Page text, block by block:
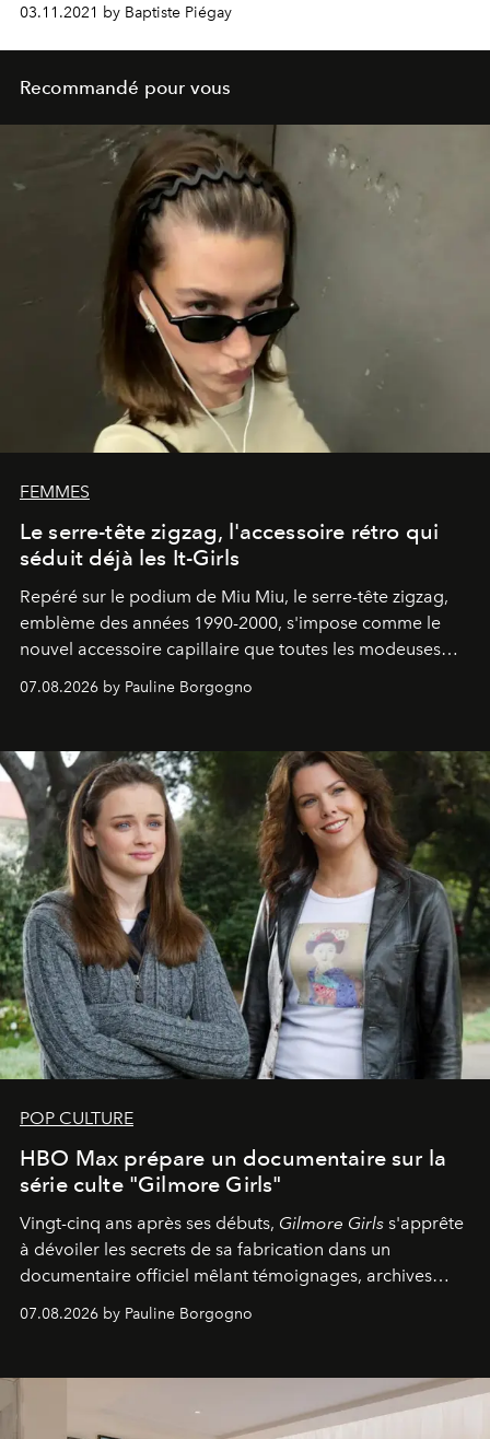
03.11.2021 by Baptiste Piégay
Recommandé pour vous
FEMMES
Le serre-tête zigzag, l'accessoire rétro qui
séduit déjà les It-Girls
Repéré sur le podium de Miu Miu, le serre-tête zigzag,
emblème des années 1990-2000, s'impose comme le
nouvel accessoire capillaire que toutes les modeuses
s'arrachent déjà.
07.08.2026 by Pauline Borgogno
POP CULTURE
HBO Max prépare un documentaire sur la
série culte "Gilmore Girls"
Vingt-cinq ans après ses débuts, Gilmore Girls s'apprête
à dévoiler les secrets de sa fabrication dans un
documentaire officiel mêlant témoignages, archives
inédites et plongée dans les coulisses d'un phénomène
générationnel.
07.08.2026 by Pauline Borgogno